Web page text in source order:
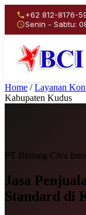
+62 812-8176-
Senin - Sabtu:
Home / Layanan
Kabupaten Kudus
PT Bintang Citra
Jasa
Standard di